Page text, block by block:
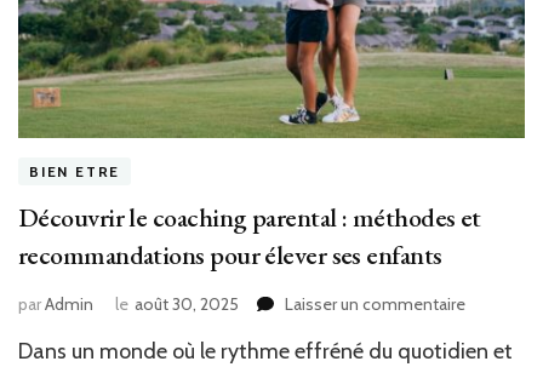
BIEN ETRE
Découvrir le coaching parental : méthodes et
recommandations pour élever ses enfants
parAdmin le août 30, 2025 Laisser un commentairesur
le
Dans un monde où le rythme effréné du quotidien et